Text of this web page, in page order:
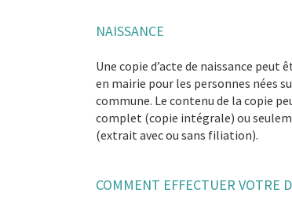
NAISSANCE
Une copie d’acte de naissance peut
en mairie pour les personnes nées
commune. Le contenu de la copie
complet (copie intégrale) ou
(extrait avec ou sans filiation).
COMMENT EFFECTUER VOTRE